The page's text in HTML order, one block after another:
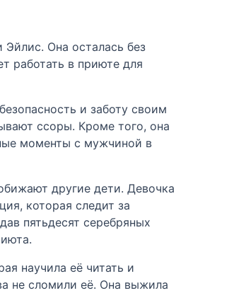
Она осталась без
работать в приюте для
и заботу своим
ссоры. Кроме того, она
моменты с мужчиной в
другие дети. Девочка
которая следит за
пятьдесят серебряных
научила её читать и
не сломили её. Она выжила